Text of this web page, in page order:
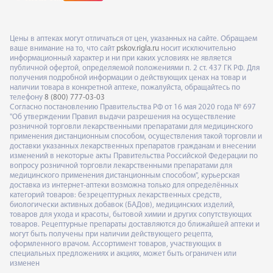
Цены в аптеках могут отличаться от цен, указанных на сайте. Обращаем
ваше внимание на то, что сайт pskov.rigla.ru носит исключительно
информационный характер и ни при каких условиях не является
публичной офертой, определяемой положениями п. 2 ст. 437 ГК РФ. Для
получения подробной информации о действующих ценах на товар и
наличии товара в конкретной аптеке, пожалуйста, обращайтесь по
телефону 8 (800) 777-03-03
Согласно постановлению Правительства РФ от 16 мая 2020 года № 697
"Об утверждении Правил выдачи разрешения на осуществление
розничной торговли лекарственными препаратами для медицинского
применения дистанционным способом, осуществления такой торговли и
доставки указанных лекарственных препаратов гражданам и внесении
изменений в некоторые акты Правительства Российской Федерации по
вопросу розничной торговли лекарственными препаратами для
медицинского применения дистанционным способом", курьерская
доставка из интернет-аптеки возможна только для определённых
категорий товаров: безрецептурных лекарственных средств,
биологически активных добавок (БАДов), медицинских изделий,
товаров для ухода и красоты, бытовой химии и других сопутствующих
товаров. Рецептурные препараты доставляются до ближайшей аптеки и
могут быть получены при наличии действующего рецепта,
оформленного врачом. Ассортимент товаров, участвующих в
специальных предложениях и акциях, может быть ограничен или
изменен